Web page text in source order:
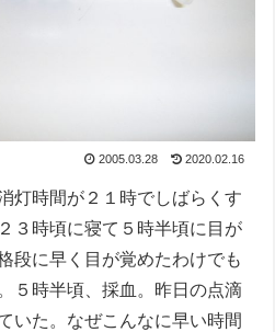
2005.03.28 2020.02.16
灯時間が２１時でしばらくす
３時頃に寝て５時半頃に目が
段に早く目が覚めたわけでも
５時半頃、採血。昨日の点滴
いた。なぜこんなに早い時間